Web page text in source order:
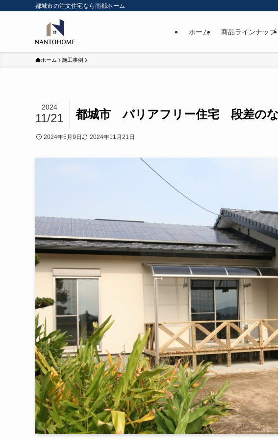
都城市の注文住宅なら南都ホーム
ホーム 商品ラインナップ
ホーム 施工事例
都城市 バリアフリー住宅 段差の
2024
11/21
2024年5月9日 2024年11月21日